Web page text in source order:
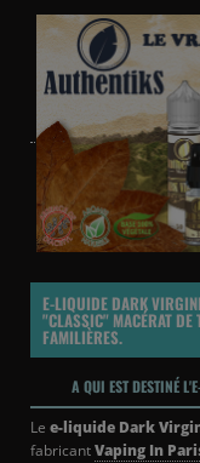
E-LIQUIDE DARK
"CLASSIC" MACÉRAT DE
FAMILIÈRES.
A QUI EST DESTINÉ
Le e-liquide Dark
fabricantVaping In